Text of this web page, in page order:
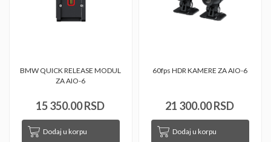
BMW QUICK RELEASE MODUL
ZA AIO-6
15 350.00 RSD
Dodaj u korpu
60fps HDR KAMERE ZA AIO-6
21 300.00 RSD
Dodaj u korpu